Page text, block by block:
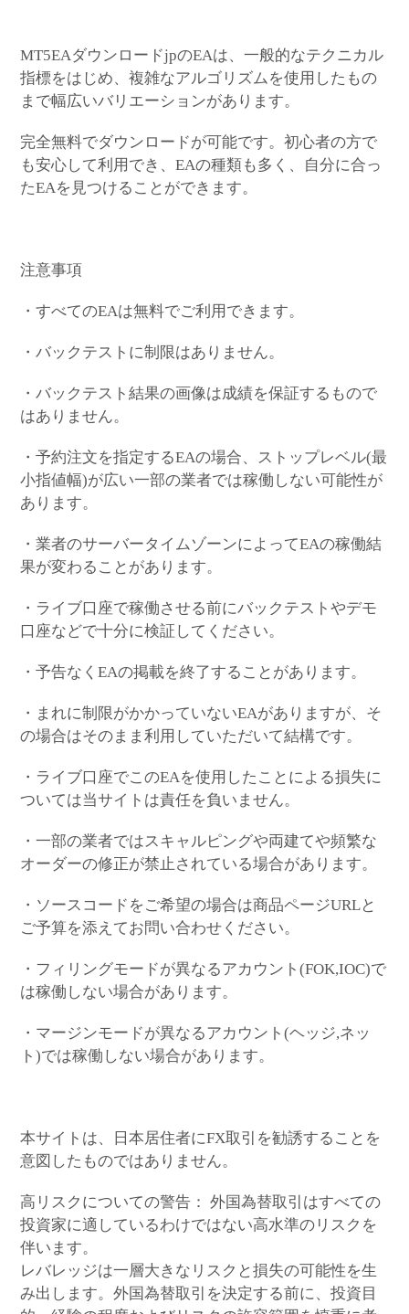
MT5EAダウンロードjpのEAは、一般的なテクニカル
指標をはじめ、複雑なアルゴリズムを使用したもの
まで幅広いバリエーションがあります。
完全無料でダウンロードが可能です。初心者の方で
も安心して利用でき、EAの種類も多く、自分に合っ
たEAを見つけることができます。
注意事項
・すべてのEAは無料でご利用できます。
・バックテストに制限はありません。
・バックテスト結果の画像は成績を保証するもので
はありません。
・予約注文を指定するEAの場合、ストップレベル(最
小指値幅)が広い一部の業者では稼働しない可能性が
あります。
・業者のサーバータイムゾーンによってEAの稼働結
果が変わることがあります。
・ライブ口座で稼働させる前にバックテストやデモ
口座などで十分に検証してください。
・予告なくEAの掲載を終了することがあります。
・まれに制限がかかっていないEAがありますが、そ
の場合はそのまま利用していただいて結構です。
・ライブ口座でこのEAを使用したことによる損失に
ついては当サイトは責任を負いません。
・一部の業者ではスキャルピングや両建てや頻繁な
オーダーの修正が禁止されている場合があります。
・ソースコードをご希望の場合は商品ページURLと
ご予算を添えてお問い合わせください。
・フィリングモードが異なるアカウント(FOK,IOC)で
は稼働しない場合があります。
・マージンモードが異なるアカウント(ヘッジ,ネッ
ト)では稼働しない場合があります。
本サイトは、日本居住者にFX取引を勧誘することを
意図したものではありません。
高リスクについての警告： 外国為替取引はすべての
投資家に適しているわけではない高水準のリスクを
伴います。
レバレッジは一層大きなリスクと損失の可能性を生
み出します。外国為替取引を決定する前に、投資目